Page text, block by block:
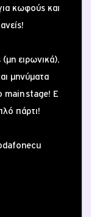
κωφούς και
ειρωνικά),
μηνύματα
main stage! Ε
πάρτι!